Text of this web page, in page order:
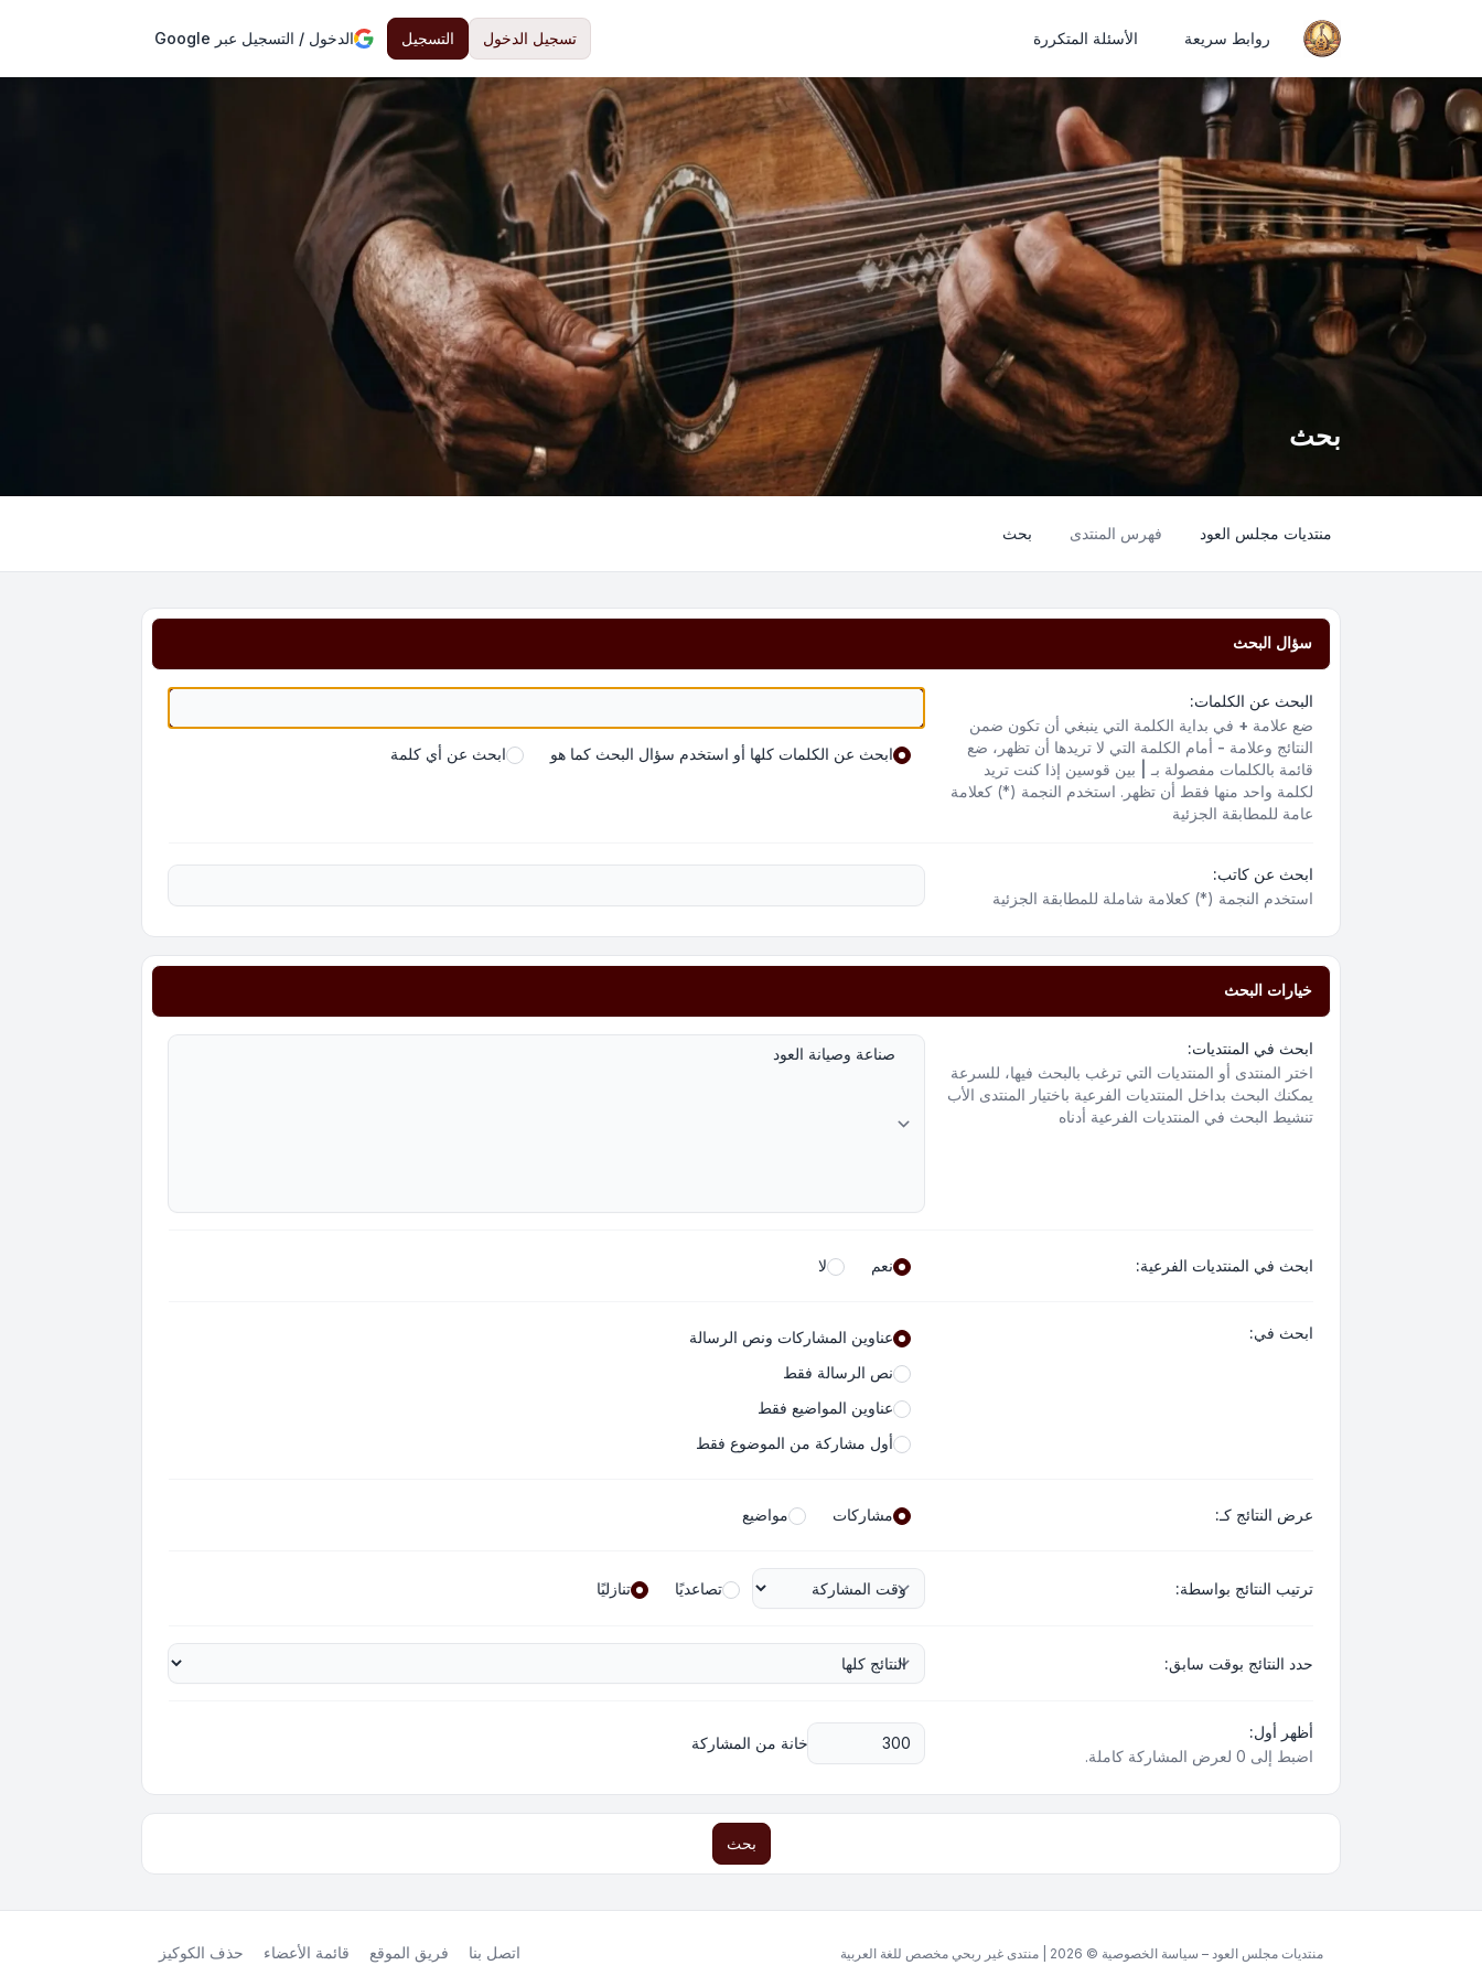
روابط سريعة الأسئلة المتكررة تسجيل الدخول التسجيل الدخول / التسجيل عبر Google
بحث
منتديات مجلس العود فهرس المنتدى بحث
سؤال البحث
البحث عن الكلمات:
ضع علامة + في بداية الكلمة التي ينبغي أن تكون ضمن
النتائج وعلامة - أمام الكلمة التي لا تريدها أن تظهر، ضع
قائمة بالكلمات مفصولة بـ
بين قوسين إذا كنت تريد
لكلمة واحد منها فقط أن تظهر. استخدم النجمة (*) كعلامة
عامة للمطابقة الجزئية
ابحث عن الكلمات كلها أو استخدم سؤال البحث كما هو ابحث عن أي كلمة
ابحث عن كاتب:
استخدم النجمة (*) كعلامة شاملة للمطابقة الجزئية
خيارات البحث
ابحث في المنتديات:
اختر المنتدى أو المنتديات التي ترغب بالبحث فيها، للسرعة
يمكنك البحث بداخل المنتديات الفرعية باختيار المنتدى الأب
تنشيط البحث في المنتديات الفرعية أدناه
ابحث في المنتديات الفرعية: نعم لا
ابحث في:
عناوين المشاركات ونص الرسالة
نص الرسالة فقط
عناوين المواضيع فقط
أول مشاركة من الموضوع فقط
عرض النتائج كـ: مشاركات مواضيع
ترتيب النتائج بواسطة: تصاعديًا تنازليًا
حدد النتائج بوقت سابق:
أظهر أول:
اضبط إلى 0 لعرض المشاركة كاملة.
خانة من المشاركة
بحث
اتصل بنا فريق الموقع قائمة الأعضاء حذف الكوكيز منتديات مجلس العود – سياسة الخصوصية © 2026 | منتدى غير ربحي مخصص للغة العربية